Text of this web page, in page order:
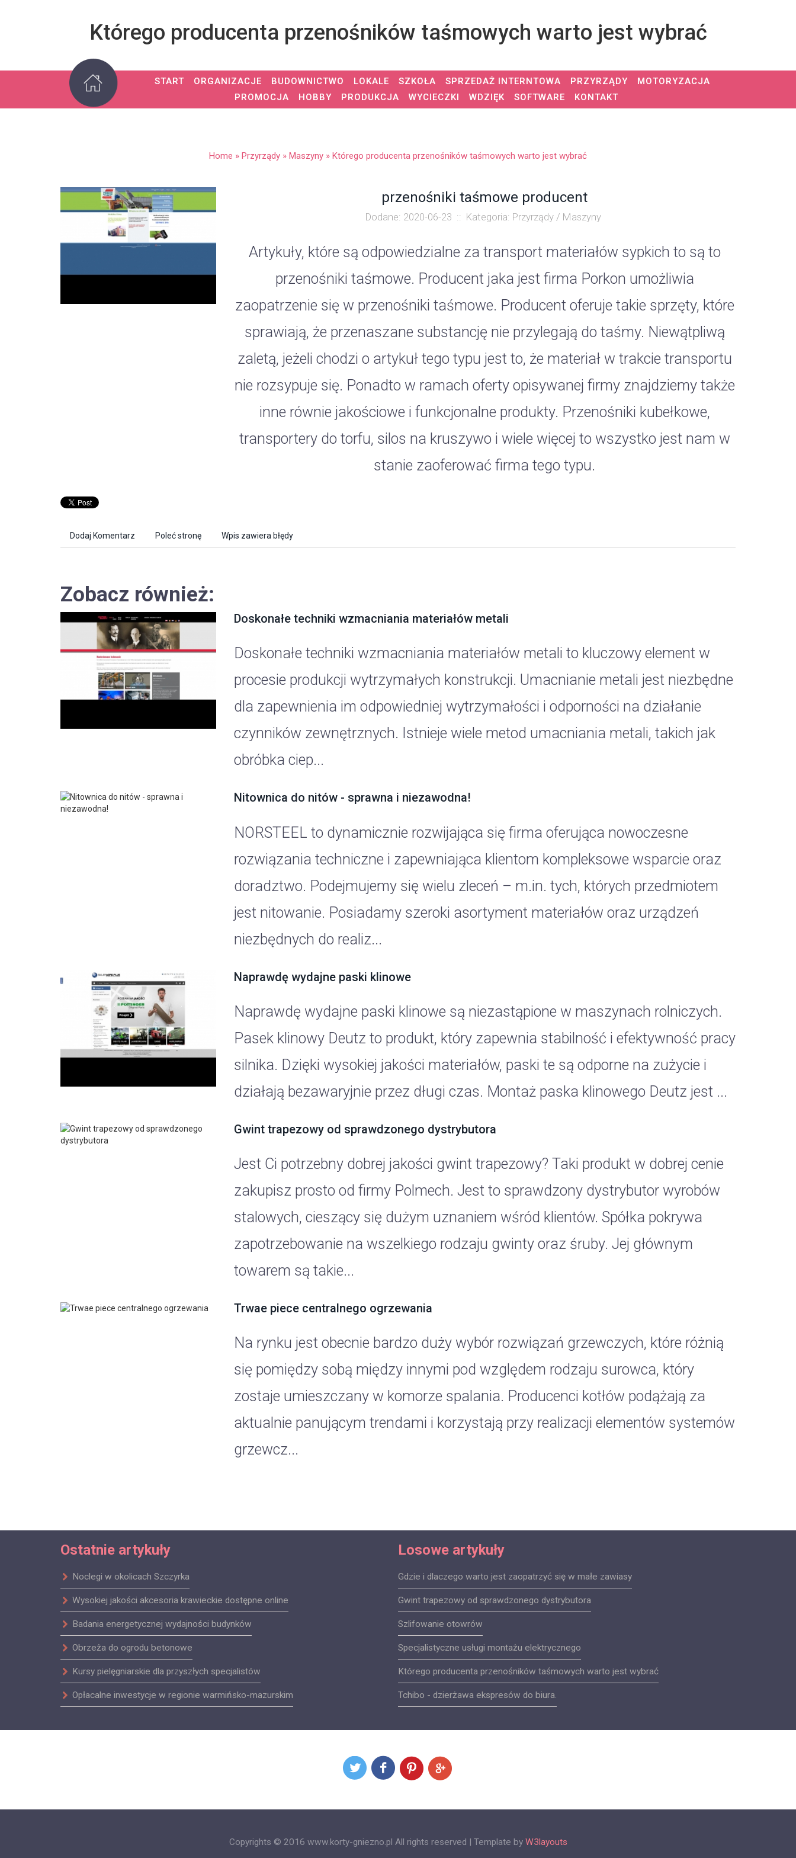
Którego producenta przenośników taśmowych warto jest wybrać
START ORGANIZACJE BUDOWNICTWO LOKALE SZKOŁA SPRZEDAŻ INTERNTOWA PRZYRZĄDY
MOTORYZACJA
PROMOCJA
HOBBY PRODUKCJA WYCIECZKI WDZIĘK SOFTWARE KONTAKT
Home » Przyrządy » Maszyny » Którego producenta przenośników taśmowych warto jest wybrać
przenośniki taśmowe producent
Dodane: 2020-06-23 :: Kategoria: Przyrządy / Maszyny
Artykuły, które są odpowiedzialne za transport materiałów sypkich to są to
przenośniki taśmowe. Producent jaka jest firma Porkon umożliwia
zaopatrzenie się w przenośniki taśmowe. Producent oferuje takie sprzęty, które
sprawiają, że przenaszane substancję nie przylegają do taśmy. Niewątpliwą
zaletą, jeżeli chodzi o artykuł tego typu jest to, że materiał w trakcie transportu
nie rozsypuje się. Ponadto w ramach oferty opisywanej firmy znajdziemy także
inne równie jakościowe i funkcjonalne produkty. Przenośniki kubełkowe,
transportery do torfu, silos na kruszywo i wiele więcej to wszystko jest nam w
stanie zaoferować firma tego typu.
Dodaj Komentarz Poleć stronę Wpis zawiera błędy
Zobacz również:
Doskonałe techniki wzmacniania materiałów metali
Doskonałe techniki wzmacniania materiałów metali to kluczowy element w
procesie produkcji wytrzymałych konstrukcji. Umacnianie metali jest niezbędne
dla zapewnienia im odpowiedniej wytrzymałości i odporności na działanie
czynników zewnętrznych. Istnieje wiele metod umacniania metali, takich jak
obróbka ciep...
Nitownica do nitów - sprawna i niezawodna!
NORSTEEL to dynamicznie rozwijająca się firma oferująca nowoczesne
rozwiązania techniczne i zapewniająca klientom kompleksowe wsparcie oraz
doradztwo. Podejmujemy się wielu zleceń – m.in. tych, których przedmiotem
jest nitowanie. Posiadamy szeroki asortyment materiałów oraz urządzeń
niezbędnych do realiz...
Naprawdę wydajne paski klinowe
Naprawdę wydajne paski klinowe są niezastąpione w maszynach rolniczych.
Pasek klinowy Deutz to produkt, który zapewnia stabilność i efektywność pracy
silnika. Dzięki wysokiej jakości materiałów, paski te są odporne na zużycie i
działają bezawaryjnie przez długi czas. Montaż paska klinowego Deutz jest ...
Gwint trapezowy od sprawdzonego dystrybutora
Jest Ci potrzebny dobrej jakości gwint trapezowy? Taki produkt w dobrej cenie
zakupisz prosto od firmy Polmech. Jest to sprawdzony dystrybutor wyrobów
stalowych, cieszący się dużym uznaniem wśród klientów. Spółka pokrywa
zapotrzebowanie na wszelkiego rodzaju gwinty oraz śruby. Jej głównym
towarem są takie...
Trwae piece centralnego ogrzewania
Na rynku jest obecnie bardzo duży wybór rozwiązań grzewczych, które różnią
się pomiędzy sobą między innymi pod względem rodzaju surowca, który
zostaje umieszczany w komorze spalania. Producenci kotłów podążają za
aktualnie panującym trendami i korzystają przy realizacji elementów systemów
grzewcz...
Ostatnie artykuły
Noclegi w okolicach Szczyrka
Wysokiej jakości akcesoria krawieckie dostępne online
Badania energetycznej wydajności budynków
Obrzeża do ogrodu betonowe
Kursy pielęgniarskie dla przyszłych specjalistów
Opłacalne inwestycje w regionie warmińsko-mazurskim
Losowe artykuły
Gdzie i dlaczego warto jest zaopatrzyć się w małe zawiasy
Gwint trapezowy od sprawdzonego dystrybutora
Szlifowanie otowrów
Specjalistyczne usługi montażu elektrycznego
Którego producenta przenośników taśmowych warto jest wybrać
Tchibo - dzierżawa ekspresów do biura.
Copyrights © 2016 www.korty-gniezno.pl All rights reserved | Template by W3layouts